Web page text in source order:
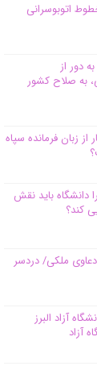
اتوبوسرانی
دور از
به صلاح کشور
زبان فرمانده سپاه
دانشگاه باید نقش
کند؟
ملکی/ دردسر
آزاد البرز
آز‌اد